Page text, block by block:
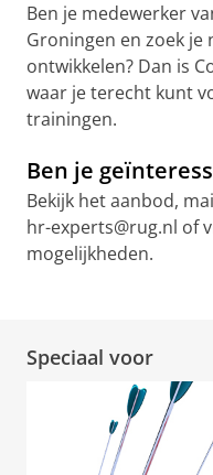
r
p
o
r
a
t
e
A
d
Ben je medewerker
Groningen en zoek
ontwikkelen? Dan is
waar je terecht kunt
trainingen.
Ben je
Bekijk het aanbod,
hr-experts@rug.nl of
mogelijkheden.
Speciaal voor